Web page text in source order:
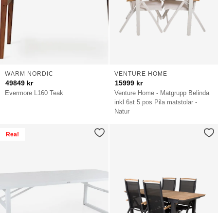
Evermore L160 Teak
WARM NORDIC
49849 kr
Venture Home - Matgrupp Belinda
inkl 6st 5 pos Pila matstolar -
Natur
VENTURE HOME
15999 kr
Rea!